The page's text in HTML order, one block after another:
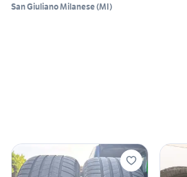
San Giuliano Milanese(MI)